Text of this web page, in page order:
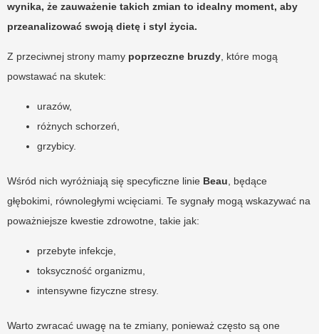
wynika, że zauważenie takich zmian to idealny moment, aby
przeanalizować swoją dietę i styl życia.
Z przeciwnej strony mamy poprzeczne bruzdy , które mogą
powstawać na skutek:
urazów,
różnych schorzeń,
grzybicy.
Wśród nich wyróżniają się specyficzne linie Beau , będące
głębokimi, równoległymi wcięciami. Te sygnały mogą wskazywać na
poważniejsze kwestie zdrowotne, takie jak:
przebyte infekcje,
toksyczność organizmu,
intensywne fizyczne stresy.
Warto zwracać uwagę na te zmiany, ponieważ często są one